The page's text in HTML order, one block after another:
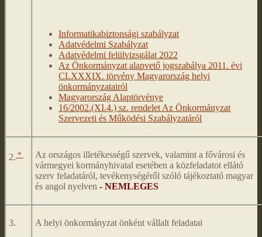
Informatikabiztonsági szabályzat
Adatvédelmi Szabályzat
Adatvédelmi felülvizsgálat 2022
Az Önkormányzat alapvető jogszabálya 2011. évi
CLXXXIX. törvény Magyarország helyi
önkormányzatairól
Magyarország Alaptörvénye
16/2002.(XI.4.) sz. rendelet Az Önkormányzat
Szervezeti és Működési Szabályzatáról
2. *
Az országos illetékességű szervek, valamint a fővárosi és
vármegyei kormányhivatal esetében a közfeladatot ellátó
szerv feladatáról, tevékenységéről szóló tájékoztató magyar
és angol nyelven - NEMLEGES
3.
A helyi önkormányzat önként vállalt feladatai